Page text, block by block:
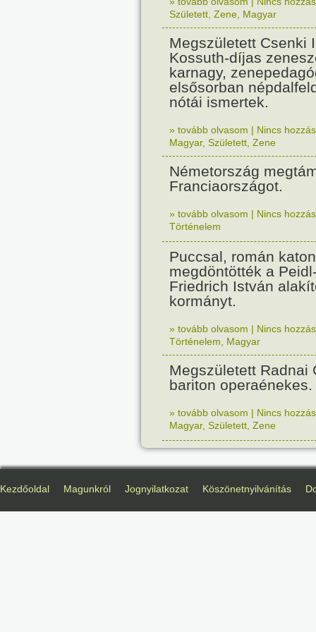
Született Zene Magyar
Megszületett Csenki
Kossuth-díjas
karnagy,
elsősorban
nótái ismertek.
» tovább olvasom | Nincs
Magyar, Született Zene
Németország
Franciaországot.
» tovább olvasom | Nincs
Történelem
Puccsal, román
megdöntötték a
Friedrich István
kormányt.
» tovább olvasom | Nincs
Történelem
Magyar
Megszületett Radnai
bariton operaénekes.
» tovább olvasom | Nincs
Magyar, Született Zene
Kezdőoldal Magunkról Jognyilatkozat Köszönetnyilvánítás